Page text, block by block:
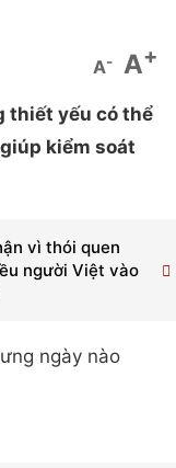
A- A+
thiết yếu có thể
kiểm soát
vì thói quen
người Việt vào
ngày nào